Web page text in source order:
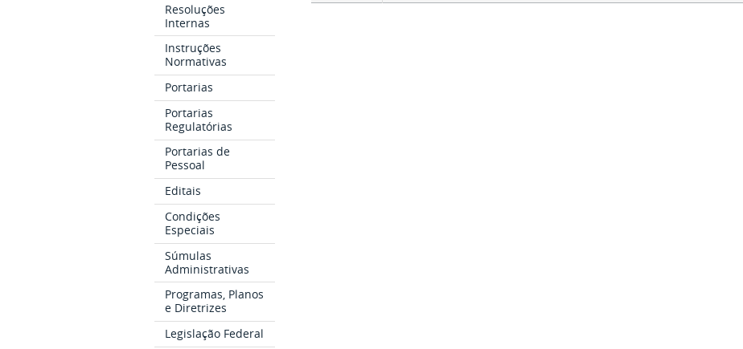
Resoluções
Internas
Instruções
Normativas
Portarias
Portarias
Regulatórias
Portarias de
Pessoal
Editais
Condições
Especiais
Súmulas
Administrativas
Programas, Planos
e Diretrizes
Legislação Federal